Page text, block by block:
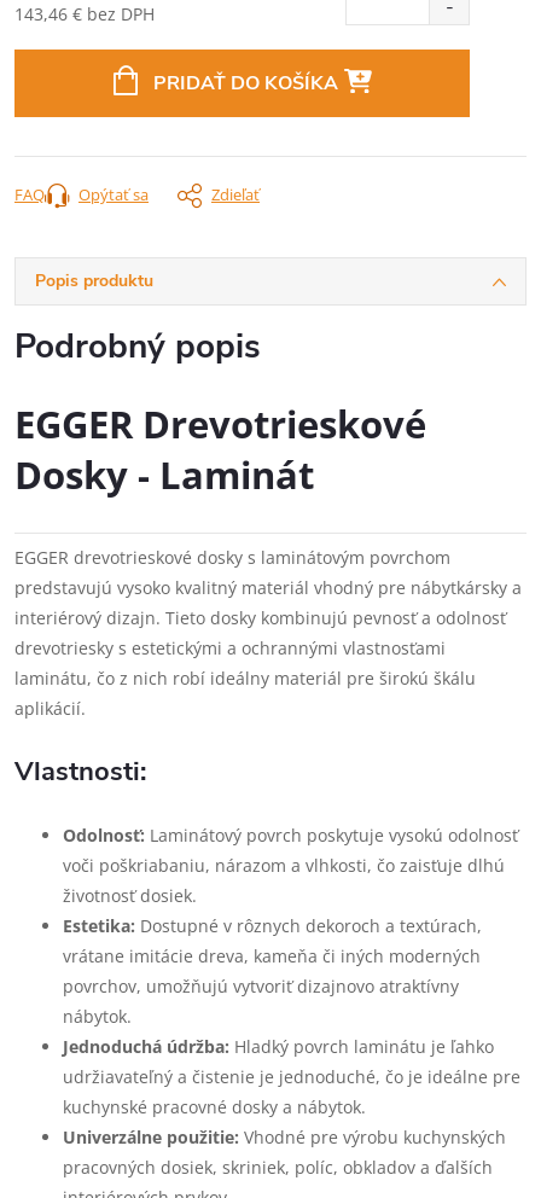
143,46 € bez DPH
PRIDAŤ DO KOŠÍKA
Opýtať sa Zdieľať
FAQ
Popis produktu
Podrobný popis
EGGER Drevotrieskové
Dosky - Laminát
EGGER drevotrieskové dosky s laminátovým povrchom
predstavujú vysoko kvalitný materiál vhodný pre nábytkársky a
interiérový dizajn. Tieto dosky kombinujú pevnosť a odolnosť
drevotriesky s estetickými a ochrannými vlastnosťami
laminátu, čo z nich robí ideálny materiál pre širokú škálu
aplikácií.
Vlastnosti:
Odolnosť: Laminátový povrch poskytuje vysokú odolnosť
voči poškriabaniu, nárazom a vlhkosti, čo zaisťuje dlhú
životnosť dosiek.
Estetika: Dostupné v rôznych dekoroch a textúrach,
vrátane imitácie dreva, kameňa či iných moderných
povrchov, umožňujú vytvoriť dizajnovo atraktívny
nábytok.
Jednoduchá údržba: Hladký povrch laminátu je ľahko
udržiavateľný a čistenie je jednoduché, čo je ideálne pre
kuchynské pracovné dosky a nábytok.
Univerzálne použitie: Vhodné pre výrobu kuchynských
pracovných dosiek, skriniek, políc, obkladov a ďalších